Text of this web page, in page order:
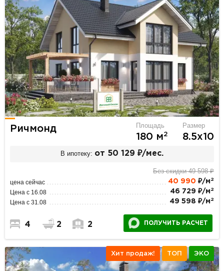
Ричмонд Площадь
180 м2
Размер
8.5х10
В ипотеку: от 50 129 ₽/мес.
Без скидки 49 598 ₽
цена сейчас 40 990 ₽/м 2
Цена с 16.08 46 729 ₽/м 2
Цена с 31.08 49 598 ₽/м 2
4 2 2 ПОЛУЧИТЬ РАСЧЕТ
Хит продаж! ТОП ЭКО